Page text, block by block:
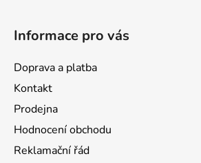
Informace pro vás
Doprava a platba
Kontakt
Prodejna
Hodnocení obchodu
Reklamační řád